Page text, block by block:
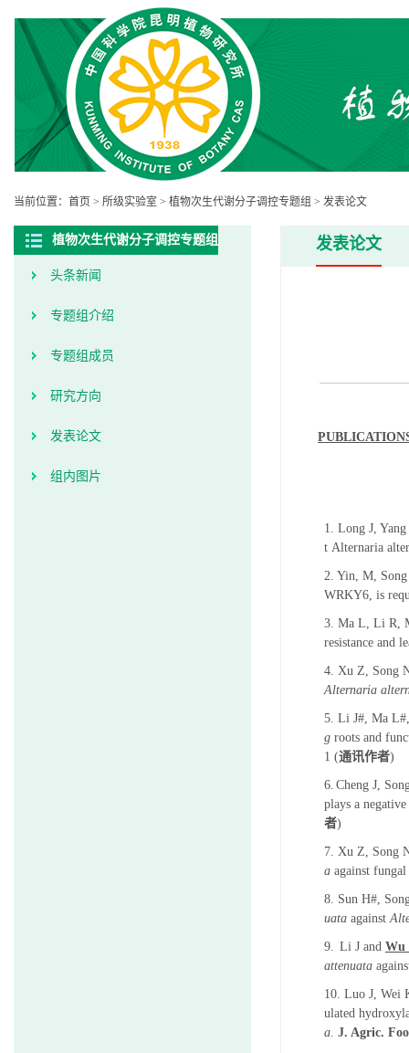
当前位置： 首页 > 所级实验室 > 植物次生代谢分子调控专题组 > 发表论文
植物次生代谢分子调控专题组
头条新闻
专题组介绍
专题组成员
研究方向
发表论文
组内图片
发表论文
1. Long J,
t Alternaria
2. Yin, M,
WRKY6, is
3. Ma L, Li R,
resistance and
4. Xu Z, Song
Alternaria
5. Li J#, Ma
g roots and
1 (通讯作者)
6. Cheng J,
plays a
者)
7. Xu Z, Song
a against
8. Sun H#,
uata against
9. Li J and Wu
attenuata
10. Luo J, Wei
ulated
a. J. Agric.